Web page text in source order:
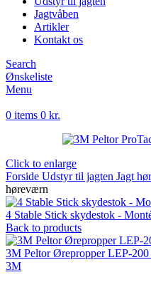
Jagtvåben
Artikler
Kontakt os
Search
Ønskeliste
Menu
0 items 0 kr.
Click to enlarge
Forside Udstyr til jagten Jagt
høreværn
4 Stable Stick skydestok -
Back to products
3M Peltor Ørepropper LEP-
3M